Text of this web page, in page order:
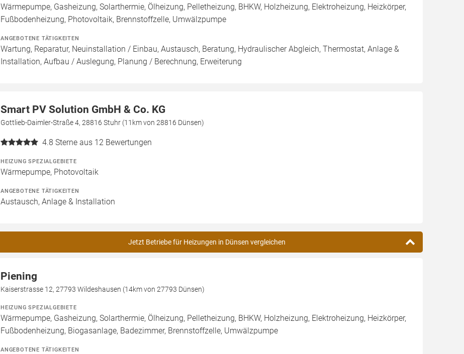
Wärmepumpe, Gasheizung, Solarthermie, Ölheizung, Pelletheizung, BHKW, Holzheizung, Elektroheizung, Heizkörper,
Fußbodenheizung, Photovoltaik, Brennstoffzelle, Umwälzpumpe
ANGEBOTENE TÄTIGKEITEN
Wartung, Reparatur, Neuinstallation / Einbau, Austausch, Beratung, Hydraulischer Abgleich, Thermostat, Anlage &
Installation, Aufbau / Auslegung, Planung / Berechnung, Erweiterung
Smart PV Solution GmbH & Co. KG
Gottlieb-Daimler-Straße 4, 28816 Stuhr (11km von 28816 Dünsen)
4.8 Sterne aus 12 Bewertungen
HEIZUNG SPEZIALGEBIETE
Wärmepumpe, Photovoltaik
ANGEBOTENE TÄTIGKEITEN
Austausch, Anlage & Installation
Jetzt Betriebe für Heizungen in Dünsen vergleichen
Piening
Kaiserstrasse 12, 27793 Wildeshausen (14km von 27793 Dünsen)
HEIZUNG SPEZIALGEBIETE
Wärmepumpe, Gasheizung, Solarthermie, Ölheizung, Pelletheizung, BHKW, Holzheizung, Elektroheizung, Heizkörper,
Fußbodenheizung, Biogasanlage, Badezimmer, Brennstoffzelle, Umwälzpumpe
ANGEBOTENE TÄTIGKEITEN